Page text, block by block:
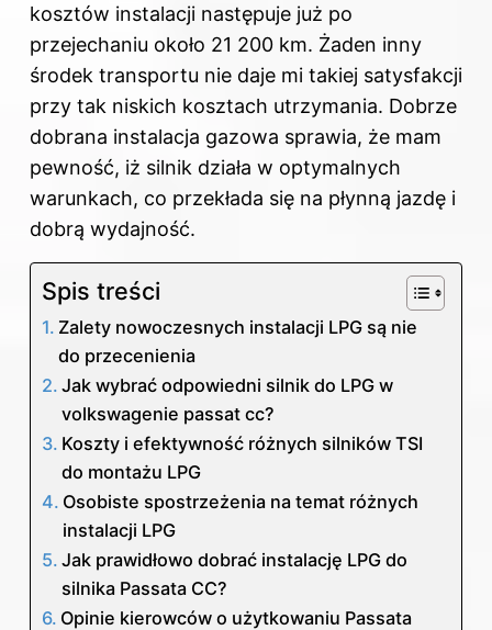
kosztów instalacji następuje już po
przejechaniu około 21 200 km. Żaden inny
środek transportu nie daje mi takiej satysfakcji
przy tak niskich kosztach utrzymania. Dobrze
dobrana instalacja gazowa sprawia, że mam
pewność, iż silnik działa w optymalnych
warunkach, co przekłada się na płynną jazdę i
dobrą wydajność.
Spis treści
Zalety nowoczesnych instalacji LPG są nie
do przecenienia
Jak wybrać odpowiedni silnik do LPG w
volkswagenie passat cc?
Koszty i efektywność różnych silników TSI
do montażu LPG
Osobiste spostrzeżenia na temat różnych
instalacji LPG
Jak prawidłowo dobrać instalację LPG do
silnika Passata CC?
Opinie kierowców o użytkowaniu Passata